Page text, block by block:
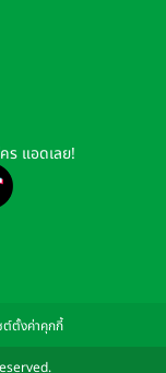
ร แอดเลย!
ต์ตั้งค่าคุกกี้